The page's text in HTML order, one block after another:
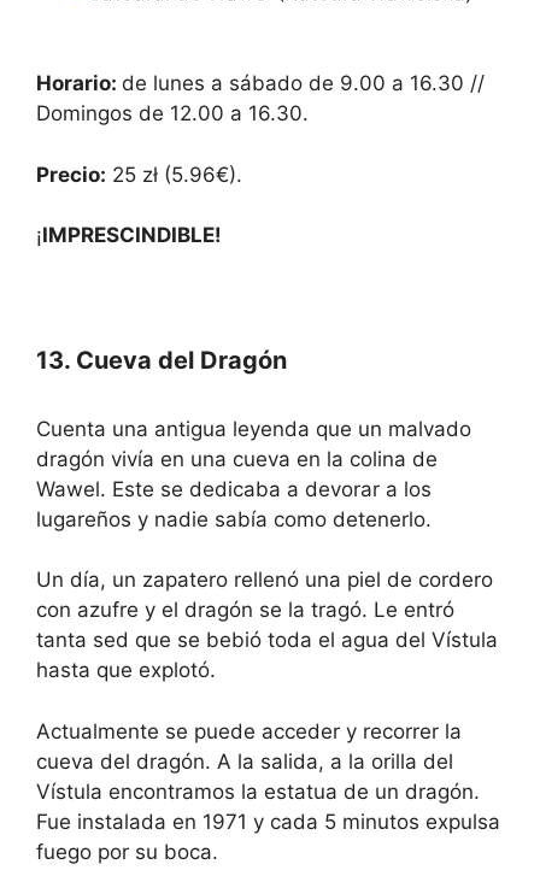
Horario: de lunes a sábado de 9.00 a 16.30 //
Domingos de 12.00 a 16.30.
Precio: 25 zł (5.96€).
¡IMPRESCINDIBLE!
13. Cueva del Dragón
Cuenta una antigua leyenda que un malvado
dragón vivía en una cueva en la colina de
Wawel. Este se dedicaba a devorar a los
lugareños y nadie sabía como detenerlo.
Un día, un zapatero rellenó una piel de cordero
con azufre y el dragón se la tragó. Le entró
tanta sed que se bebió toda el agua del Vístula
hasta que explotó.
Actualmente se puede acceder y recorrer la
cueva del dragón. A la salida, a la orilla del
Vístula encontramos la estatua de un dragón.
Fue instalada en 1971 y cada 5 minutos expulsa
fuego por su boca.